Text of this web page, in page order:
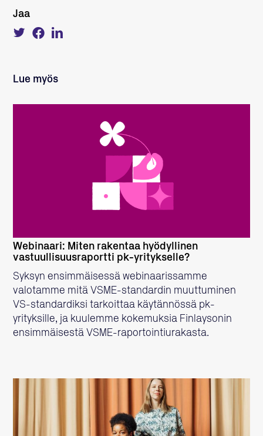
Jaa
Tweet
about
Share
on
Lue myös
LUE LISÄÄ
Webinaari: Miten rakentaa hyödyllinen
vastuullisuusraportti pk-yritykselle?
Syksyn ensimmäisessä webinaarissamme
valotamme mitä VSME-standardin muuttuminen
VS-standardiksi tarkoittaa käytännössä pk-
yrityksille, ja kuulemme kokemuksia Finlaysonin
ensimmäisestä VSME-raportointiurakasta.